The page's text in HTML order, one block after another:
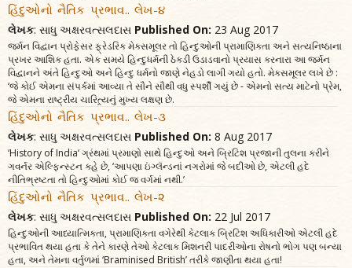
હિંદુઓનો નૈતિક પ્રભાવ.. લેખ-૪
લેખક: સાધુ અક્ષરવત્સલદાસ Published On: 23 Aug 2017
જર્મન વિદ્વાન પ્રોફેસર ફ્રેડરિક મેક્સમૂલર તો હિન્દુઓની પ્રામાણિકતા અને સત્યનિષ્ઠાના
પ્રખર આશિક હતા. એક સમયે હિન્દુધર્મની ઠેકડી ઉડાડવાનો પ્રયાસ કરનારા આ જર્મન
વિદ્વાનને અંતે હિન્દુઓ અને હિન્દુ ધર્મનો જાણે નેહડો લાગી ગયો હતો. મેક્સમૂલર લખે છે :
‘જે કોઈ એમના સંપર્કમાં આવ્યા તે સૌને સૌથી વધુ સ્પર્શી ગયું છે - એમનો સત્ય માટેનો પ્રેમ,
જે એમના રાષ્ટ્રીય ચારિત્ર્યનું મુખ્ય લક્ષણ છે.
હિંદુઓનો નૈતિક પ્રભાવ.. લેખ-૩
લેખક: સાધુ અક્ષરવત્સલદાસ Published On: 8 Aug 2017
‘History of India‘ ગ્રંથમાં પ્રમાણો સાથે હિન્દુઓ અને બ્રિટિશ પ્રજાની તુલના કરીને
ગવર્નર એલ્ફિન્સ્ટન કહે છે, ‘આપણા ઇંગ્લૅન્ડનાં નગરોમાં જે બદીઓ છે, એટલી હદે
નીતિભ્રષ્ટતા તો હિન્દુઓમાં કોઈ જ વર્ગમાં નથી.’
હિંદુઓનો નૈતિક પ્રભાવ.. લેખ-૨
લેખક: સાધુ અક્ષરવત્સલદાસ Published On: 22 Jul 2017
હિન્દુઓની આધ્યાત્મિકતા, પ્રામાણિકતા વગેરેથી કેટલાક બ્રિટિશ અધિકારીઓ એટલી હદે
પ્રભાવિત થયા હતા કે તેને કારણે તેઓ કેટલાક મિશનરી પાદરીઓના રોષનો ભોગ પણ બન્યા
હતા, અને તેમના વર્તુળમાં ‘Braminised British’ તરીકે જાણીતા થયા હતા!